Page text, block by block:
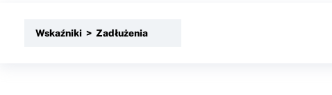
Wskaźniki > Zadłużenia